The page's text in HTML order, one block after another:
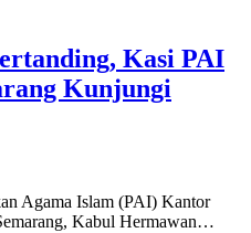
Kasi PAI
Kunjungi
Agama Islam (PAI) Kantor
Kabul Hermawan…